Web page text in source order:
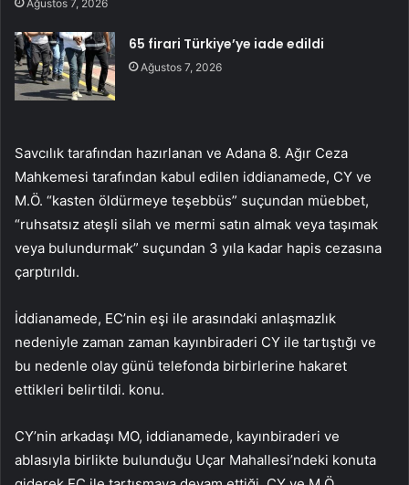
Ağustos 7, 2026
65 firari Türkiye’ye iade edildi
Ağustos 7, 2026
Savcılık tarafından hazırlanan ve Adana 8. Ağır Ceza
Mahkemesi tarafından kabul edilen iddianamede, CY ve
M.Ö. “kasten öldürmeye teşebbüs” suçundan müebbet,
“ruhsatsız ateşli silah ve mermi satın almak veya taşımak
veya bulundurmak” suçundan 3 yıla kadar hapis cezasına
çarptırıldı.
İddianamede, EC’nin eşi ile arasındaki anlaşmazlık
nedeniyle zaman zaman kayınbiraderi CY ile tartıştığı ve
bu nedenle olay günü telefonda birbirlerine hakaret
ettikleri belirtildi. konu.
CY’nin arkadaşı MO, iddianamede, kayınbiraderi ve
ablasıyla birlikte bulunduğu Uçar Mahallesi’ndeki konuta